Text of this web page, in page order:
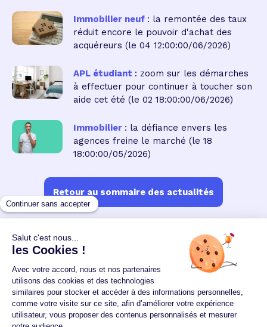
Immobilier neuf : la remontée des taux
réduit encore le pouvoir d'achat des
acquéreurs (le 04 12:00:00/06/2026)
APL étudiant : zoom sur les démarches
à effectuer pour continuer à toucher son
aide cet été (le 02 18:00:00/06/2026)
Immobilier : la défiance envers les
agences freine le marché (le 18
18:00:00/05/2026)
Retour au sommaire des actualités
Un crédit vous engage et doit être remboursé.
Vérifiez vos capacités de remboursement avant de
vous engager.